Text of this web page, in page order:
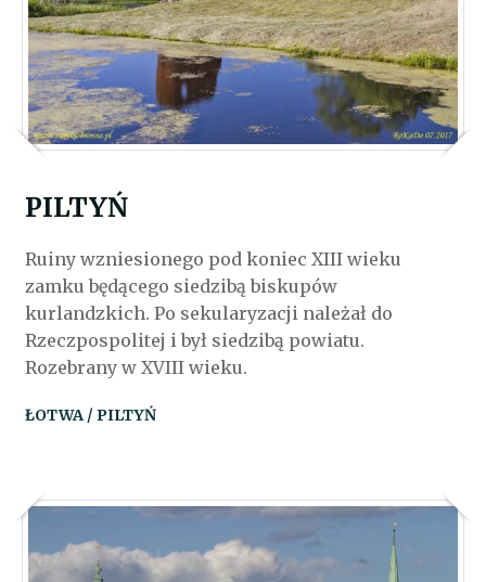
PILTYŃ
Ruiny wzniesionego pod koniec XIII wieku
zamku będącego siedzibą biskupów
kurlandzkich. Po sekularyzacji należał do
Rzeczpospolitej i był siedzibą powiatu.
Rozebrany w XVIII wieku.
ŁOTWA / PILTYŃ